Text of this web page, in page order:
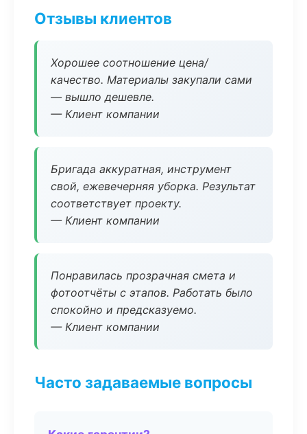
Отзывы клиентов
Хорошее соотношение цена/
качество. Материалы закупали сами
— вышло дешевле.
— Клиент компании
Бригада аккуратная, инструмент
свой, ежевечерняя уборка. Результат
соответствует проекту.
— Клиент компании
Понравилась прозрачная смета и
фотоотчёты с этапов. Работать было
спокойно и предсказуемо.
— Клиент компании
Часто задаваемые вопросы